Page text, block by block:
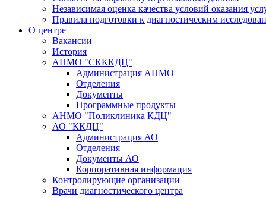
Независимая оценка качества условий оказания
Правила подготовки к диагностическим
О центре
Вакансии
История
АНМО "СКККДЦ"
Администрация АНМО
Отделения
Документы
Программные продукты
АНМО "Поликлиника КДЦ"
АО "ККДЦ"
Администрация АО
Отделения
Документы АО
Корпоративная информация
Контролирующие организации
Врачи диагностического центра